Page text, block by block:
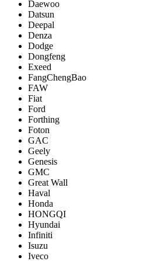
Daewoo
Datsun
Deepal
Denza
Dodge
Dongfeng
Exeed
FangChengBao
FAW
Fiat
Ford
Forthing
Foton
GAC
Geely
Genesis
GMC
Great Wall
Haval
Honda
HONGQI
Hyundai
Infiniti
Isuzu
Iveco